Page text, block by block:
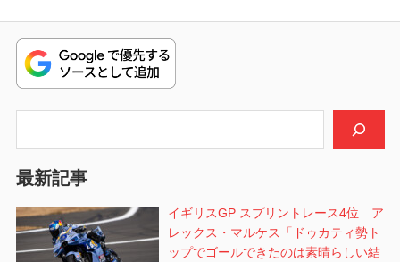
ナ
ビ
ゲ
ー
シ
ョ
ン
稿:
投
最新記事
イギリスGP スプリントレース4位 ア
レックス・マルケス「ドゥカティ勢ト
ップでゴールできたのは素晴らしい結